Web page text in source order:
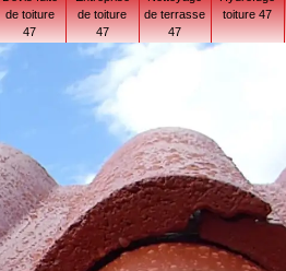
de toiture
47
de toiture
47
de terrasse
47
toiture 47